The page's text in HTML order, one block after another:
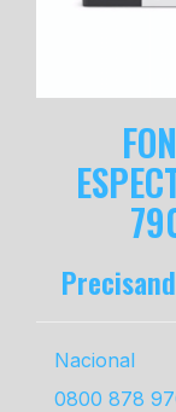
Nacional
0800 878